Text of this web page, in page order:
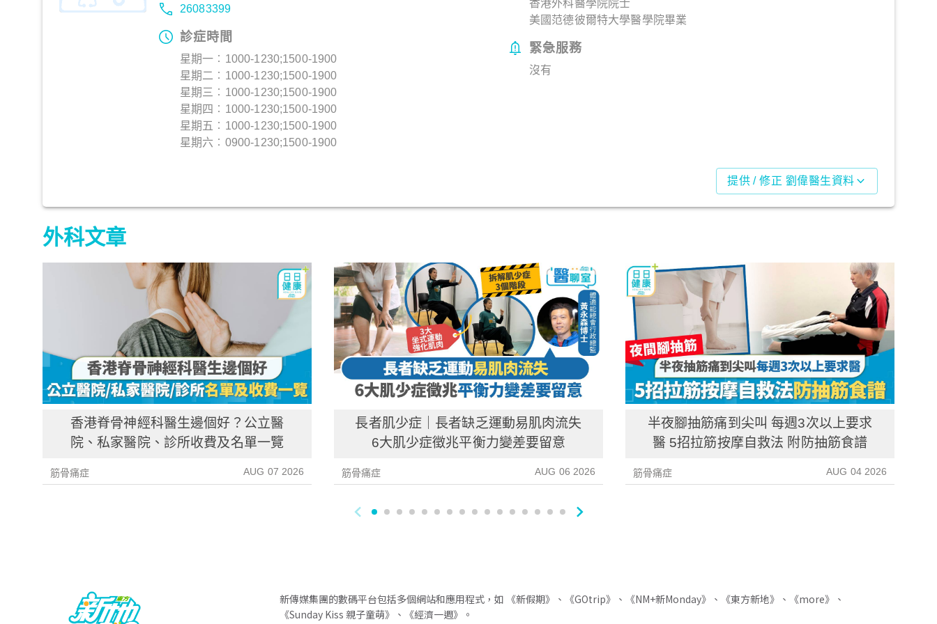
26083399
診症時間
星期一︰1000-1230;1500-1900
星期二︰1000-1230;1500-1900
星期三︰1000-1230;1500-1900
星期四︰1000-1230;1500-1900
星期五︰1000-1230;1500-1900
星期六︰0900-1230;1500-1900
香港外科醫學院院士
美國范德彼爾特大學醫學院畢業
緊急服務
沒有
提供 / 修正 劉偉醫生資料
外科文章
香港脊骨神經科醫生邊個好？公立醫
院、私家醫院、診所收費及名單一覽
筋骨痛症 AUG 07 2026
長者肌少症｜長者缺乏運動易肌肉流失
6大肌少症徵兆平衡力變差要留意
筋骨痛症 AUG 06 2026
半夜腳抽筋痛到尖叫 每週3次以上要求
醫 5招拉筋按摩自救法 附防抽筋食譜
筋骨痛症 AUG 04 2026